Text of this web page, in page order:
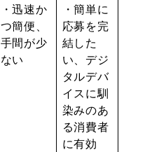
・迅速か
つ簡便、
手間が少
ない
・簡単に
応募を完
結した
い、デジ
タルデバ
イスに馴
染みのあ
る消費者
に有効